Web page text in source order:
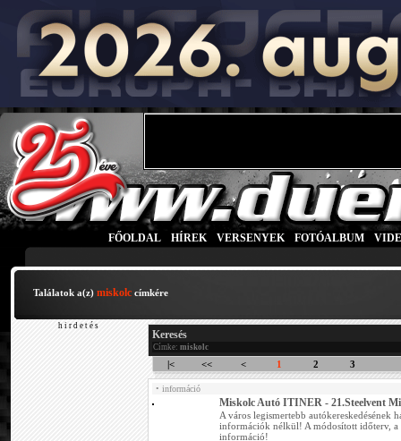
FŐOLDAL HÍREK VERSENYEK FOTÓALBUM
Találatok a(z)miskolc címkére
h i r d e t é s
Keresés
Címke: miskolc
|< << < 1 2 3
• információ
Miskolc Autó ITINER - 21.Steelvent
A város legismertebb autókereskedésének
információk nélkül! A módosított időterv, a
információ!